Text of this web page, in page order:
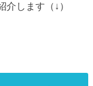
します（↓）